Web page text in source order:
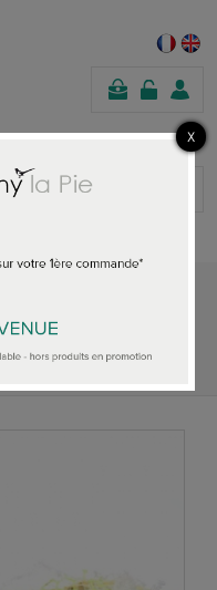
panier
argent tulle jaune